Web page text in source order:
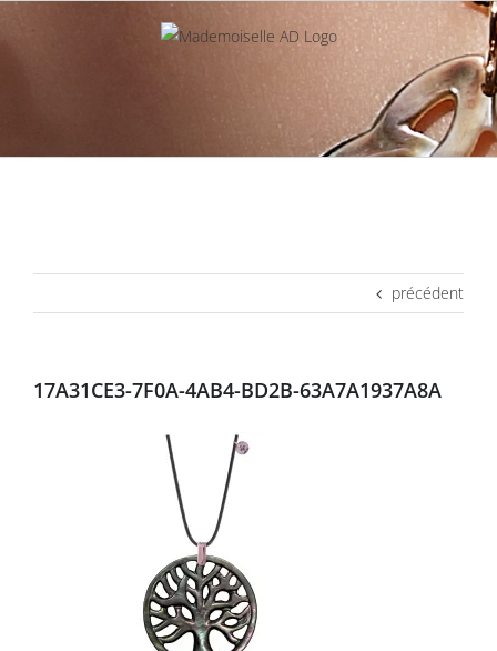
précédent
17A31CE3-7F0A-4AB4-BD2B-63A7A1937A8A